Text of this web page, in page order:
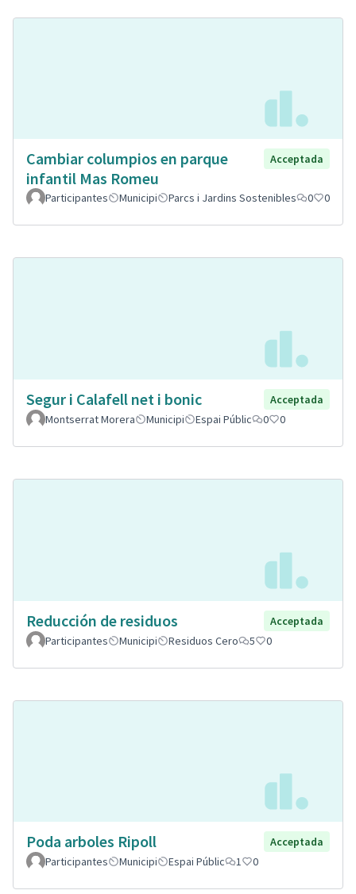
Cambiar columpios en parque
infantil Mas Romeu
Acceptada
Participantes Municipi Parcs i Jardins Sostenibles 0 0
Segur i Calafell net i bonic
Acceptada
Montserrat Morera
Municipi Espai Públic 0 0
Reducción de residuos
Acceptada
Participantes
Municipi Residuos Cero 5 0
Poda arboles Ripoll
Acceptada
Participantes
Municipi Espai Públic 1 0